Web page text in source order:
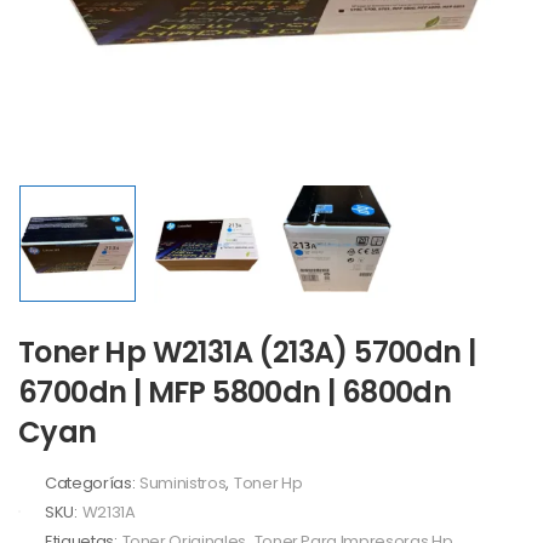
Toner Hp W2131A (213A) 5700dn |
6700dn | MFP 5800dn | 6800dn
Cyan
Categorías: Suministros, Toner Hp
SKU: W2131A